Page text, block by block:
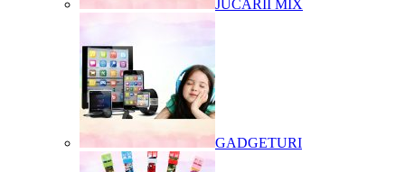
JUCARII MIX
GADGETURI